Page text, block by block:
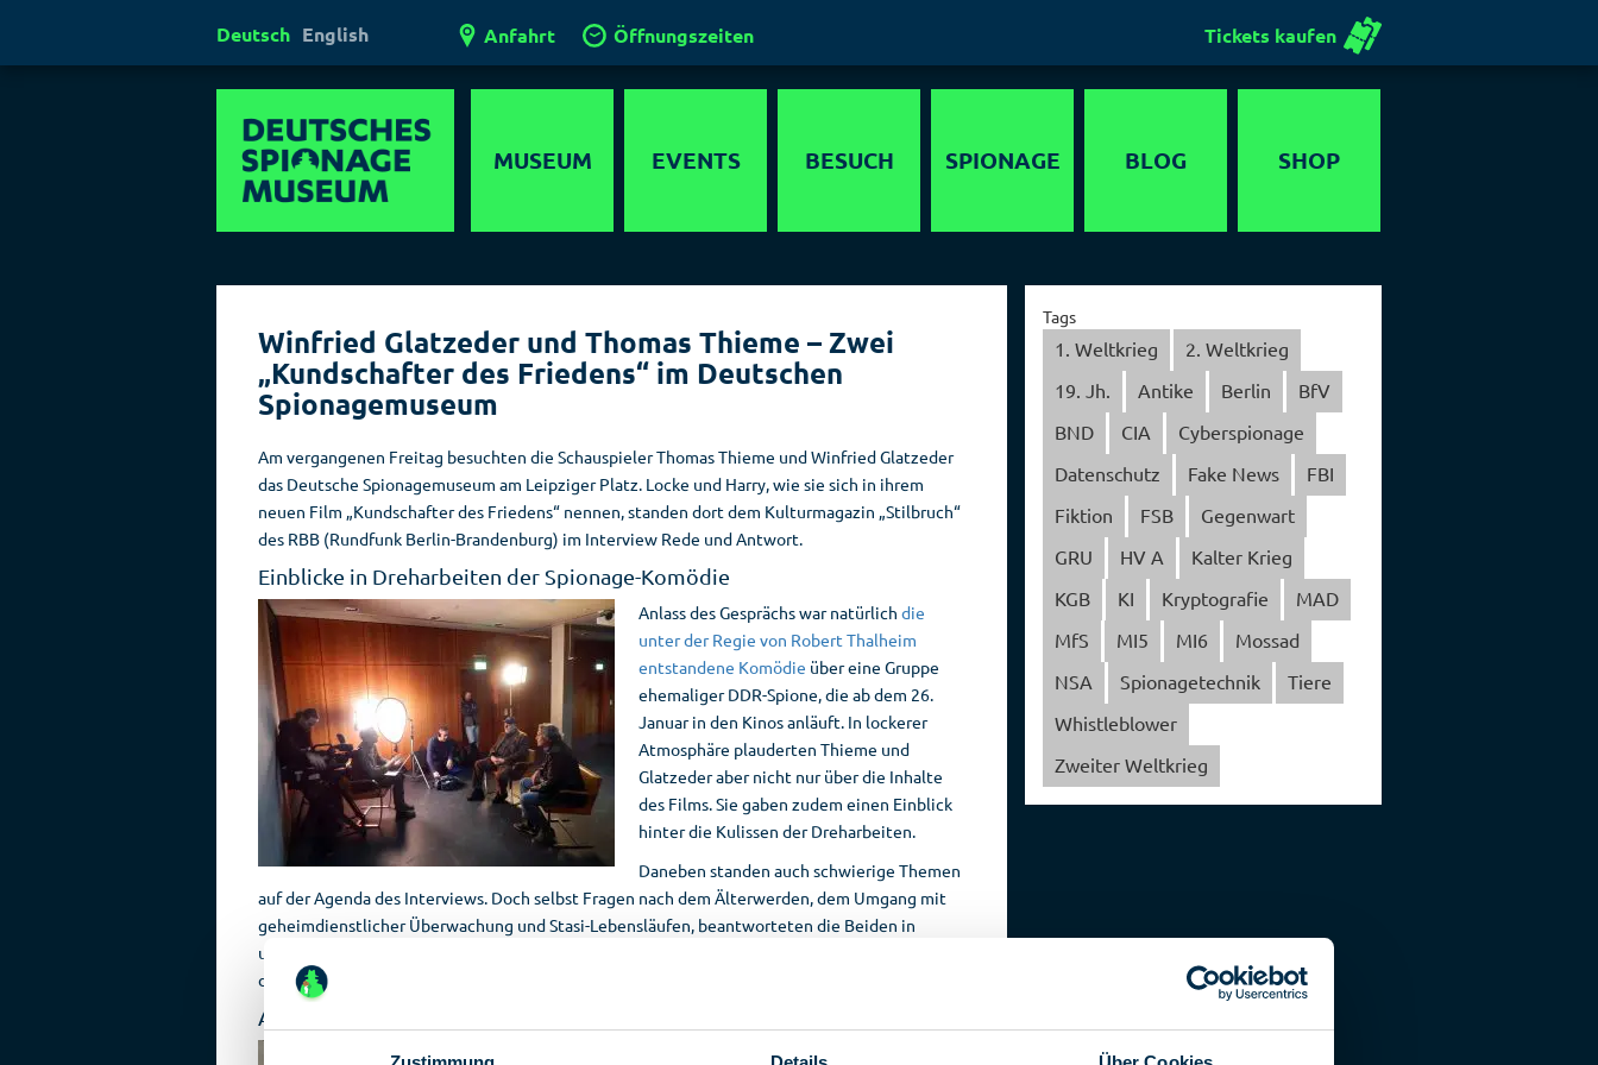
Deutsch English Anfahrt Öffnungszeiten Tickets kaufen
MUSEUM
Außergewöhnliche
Museen in Berlin
Laserparcours
Lügendetektor
EVENTS BESUCH
Führungen
Klassenfahrt
Kinder­
geburtstage
SPIONAGE
Geheimdienste
BLOG SHOP
Tags
1. Weltkrieg
2. Weltkrieg
19. Jh.
Antike Berlin
BfV
BND
CIA
Cyberspionage
Datenschutz
Fake News
FBI
Fiktion
FSB
Gegenwart
GRU
HV A
Kalter Krieg
KGB
KI Kryptografie
MAD
MfS
MI5 MI6
Mossad
NSA
Spionagetechnik
Tiere
Whistleblower
Zweiter Weltkrieg
Winfried Glatzeder und Thomas Thieme – Zwei
„Kundschafter des Friedens“ im Deutschen
Spionagemuseum
Am vergangenen Freitag besuchten die Schauspieler Thomas Thieme und Winfried Glatzeder
das Deutsche Spionagemuseum am Leipziger Platz. Locke und Harry, wie sie sich in ihrem
neuen Film „Kundschafter des Friedens“ nennen, standen dort dem Kulturmagazin „Stilbruch“
des RBB (Rundfunk Berlin-Brandenburg) im Interview Rede und Antwort.
Einblicke in Dreharbeiten der Spionage-Komödie
Anlass des Gesprächs war natürlich die
unter der Regie von Robert Thalheim
entstandene Komödie über eine Gruppe
ehemaliger DDR-Spione, die ab dem 26.
Januar in den Kinos anläuft. In lockerer
Atmosphäre plauderten Thieme und
Glatzeder aber nicht nur über die Inhalte
des Films. Sie gaben zudem einen Einblick
hinter die Kulissen der Dreharbeiten.
Daneben standen auch schwierige Themen
auf der Agenda des Interviews. Doch selbst Fragen nach dem Älterwerden, dem Umgang mit
geheimdienstlicher Überwachung und Stasi-Lebensläufen, beantworteten die Beiden in
unnachahmlicher Art und mit viel Humor. Auch der aktuelle Fall um die Stasi-Vergangenheit
des neuen Berliner Staatssekretärs Andrej Holm wurde angeschnitten.
Agenten-Darsteller bewundern Werkzeuge echter Spione
Im Anschluss an das Interview begleitete